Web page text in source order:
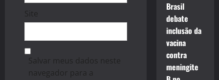
Site
Salvar meus dados neste
navegador para a
Brasil
debate
inclusão da
vacina
contra
meningite